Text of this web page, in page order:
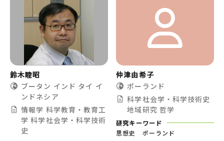
鈴木睦昭
ブータン インド タイ イ
ンドネシア
情報学 科学教育・教育工
学 科学社会学・科学技術
史
仲津由希子
ポーランド
科学社会学・科学技術史
地域研究 哲学
研究キーワード
思想史 ポーランド